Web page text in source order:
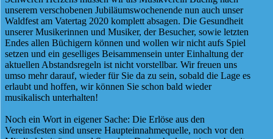
unserem verschobenen Jubiläumswochenende nun auch unser
Waldfest am Vatertag 2020 komplett absagen. Die Gesundheit
unserer Musikerinnen und Musiker, der Besucher, sowie letzten
Endes allen Büchigern können und wollen wir nicht aufs Spiel
setzen und ein geselliges Beisammensein unter Einhaltung der
aktuellen Abstandsregeln ist nicht vorstellbar. Wir freuen uns
umso mehr darauf, wieder für Sie da zu sein, sobald die Lage es
erlaubt und hoffen, wir können Sie schon bald wieder
musikalisch unterhalten!
Noch ein Wort in eigener Sache: Die Erlöse aus den
Vereinsfesten sind unsere Haupteinnahmequelle, noch vor den